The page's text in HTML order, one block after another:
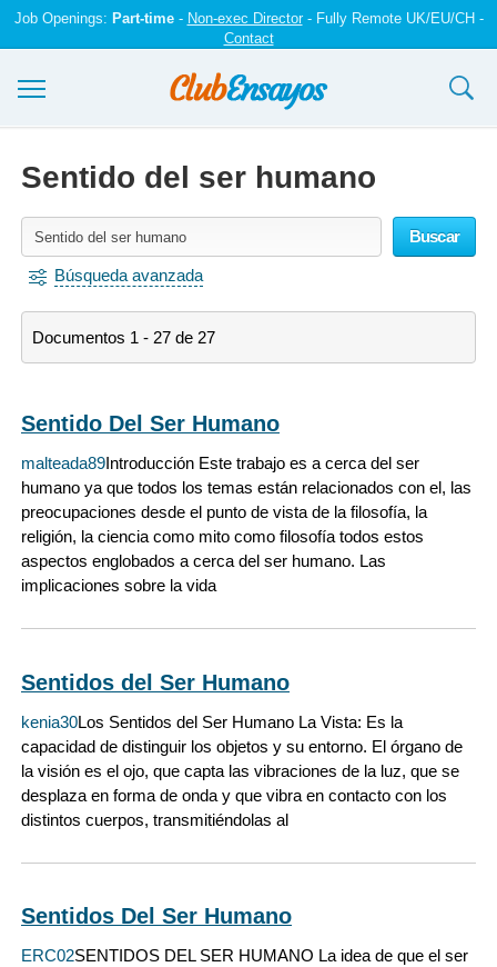
Job Openings: Part-time- Non-exec Director- Fully Remote UK/EU/CH -
Contact
Iniciar sesión
Sentido del ser humano
Buscar
Búsqueda avanzada
Documentos 1 - 27 de 27
Sentido Del Ser Humano
malteada89Introducción Este trabajo es a cerca del ser
humano ya que todos los temas están relacionados con el, las
preocupaciones desde el punto de vista de la filosofía, la
religión, la ciencia como mito como filosofía todos estos
aspectos englobados a cerca del ser humano. Las
implicaciones sobre la vida
Sentidos del Ser Humano
kenia30Los Sentidos del Ser Humano La Vista: Es la
capacidad de distinguir los objetos y su entorno. El órgano de
la visión es el ojo, que capta las vibraciones de la luz, que se
desplaza en forma de onda y que vibra en contacto con los
distintos cuerpos, transmitiéndolas al
Sentidos Del Ser Humano
ERC02SENTIDOS DEL SER HUMANO La idea de que el ser